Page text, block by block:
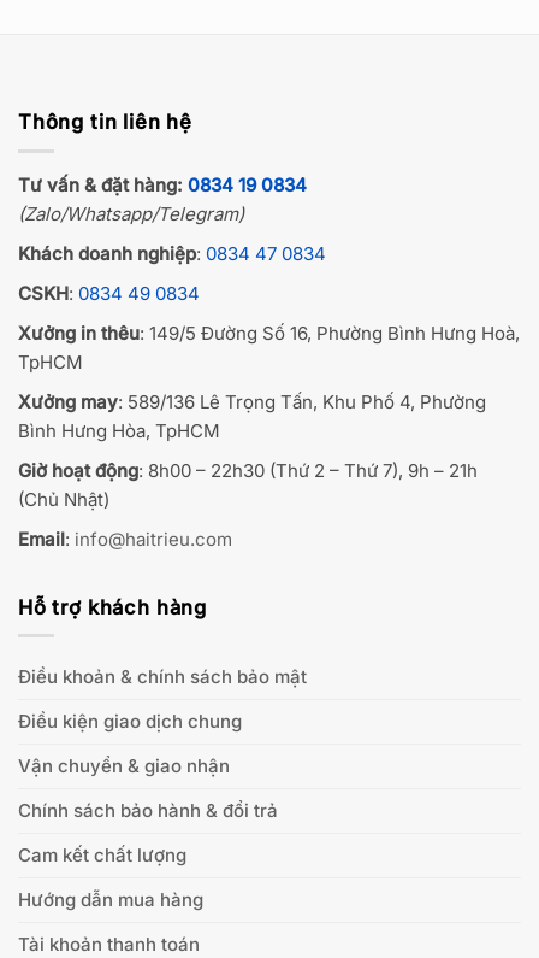
Thông tin liên hệ
Tư vấn & đặt hàng: 0834 19 0834
(Zalo/Whatsapp/Telegram)
Khách doanh nghiệp: 0834 47 0834
CSKH: 0834 49 0834
Xưởng in thêu: 149/5 Đường Số 16, Phường Bình Hưng Hoà,
TpHCM
Xưởng may: 589/136 Lê Trọng Tấn, Khu Phố 4, Phường
Bình Hưng Hòa, TpHCM
Giờ hoạt động: 8h00 – 22h30 (Thứ 2 – Thứ 7), 9h – 21h
(Chủ Nhật)
Email: info@haitrieu.com
Hỗ trợ khách hàng
Điều khoản & chính sách bảo mật
Điều kiện giao dịch chung
Vận chuyển & giao nhận
Chính sách bảo hành & đổi trả
Cam kết chất lượng
Hướng dẫn mua hàng
Tài khoản thanh toán